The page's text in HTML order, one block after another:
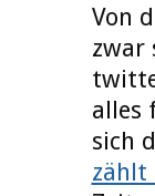
Von
zwar
alles
sich
zählt